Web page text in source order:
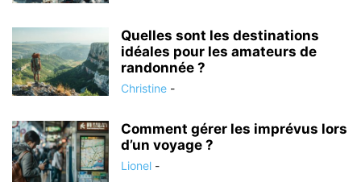
Quelles sont les destinations
idéales pour les amateurs de
randonnée ?
Christine -
Comment gérer les imprévus lors
d’un voyage ?
Lionel -